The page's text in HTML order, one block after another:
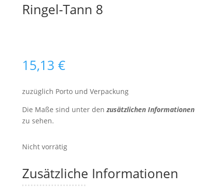
Ringel-Tann 8
15,13 €
zuzüglich Porto und Verpackung
Die Maße sind unter denzusätzlichen Informationen
zu sehen.
Nicht vorrätig
Zusätzliche Informationen